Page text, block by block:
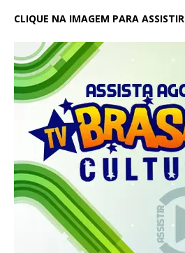
CLIQUE NA IMAGEM PARA ASSISTIR